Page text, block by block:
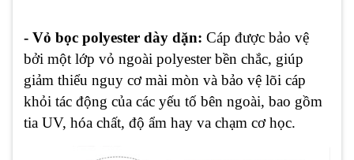
- Vỏ bọc polyester dày dặn: Cáp được bảo vệ
bởi một lớp vỏ ngoài polyester bền chắc, giúp
giảm thiểu nguy cơ mài mòn và bảo vệ lõi cáp
khỏi tác động của các yếu tố bên ngoài, bao gồm
tia UV, hóa chất, độ ẩm hay va chạm cơ học.